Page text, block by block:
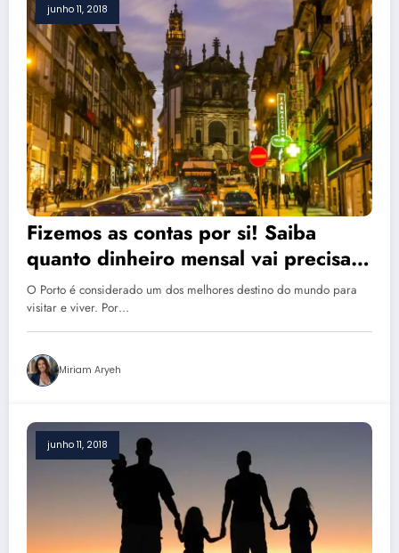
junho 11, 2018
Fizemos as contas por si! Saiba
quanto dinheiro mensal vai precisar
para viver no Porto
O Porto é considerado um dos melhores destino do mundo para
visitar e viver. Por…
Miriam Aryeh
junho 11, 2018